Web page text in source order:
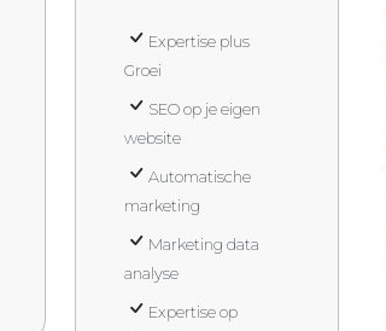
Expertise plus
Groei
SEO op je eigen
website
Automatische
marketing
Marketing data
analyse
Expertise op